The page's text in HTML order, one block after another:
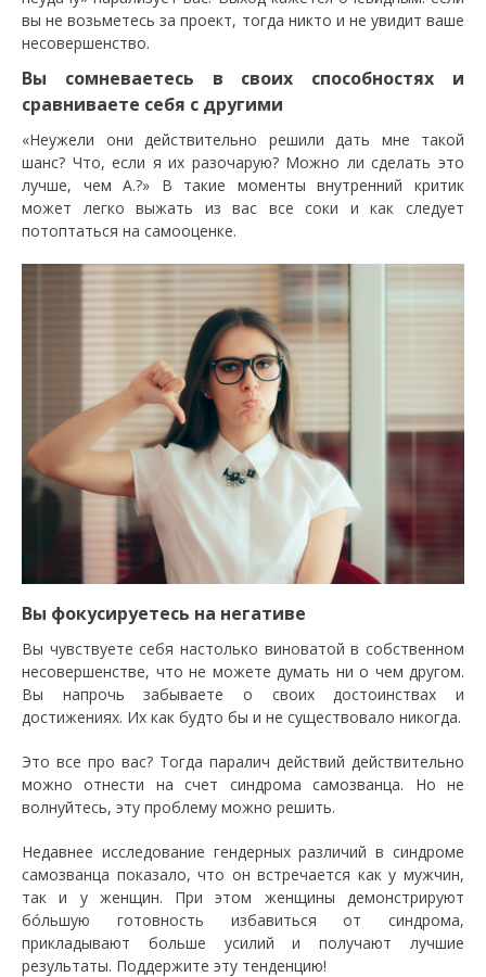
вы не возьметесь за проект, тогда никто и не увидит ваше
несовершенство.
Вы сомневаетесь в своих способностях и
сравниваете себя с другими
«Неужели они действительно решили дать мне такой
шанс? Что, если я их разочарую? Можно ли сделать это
лучше, чем А.?» В такие моменты внутренний критик
может легко выжать из вас все соки и как следует
потоптаться на самооценке.
Вы фокусируетесь на негативе
Вы чувствуете себя настолько виноватой в собственном
несовершенстве, что не можете думать ни о чем другом.
Вы напрочь забываете о своих достоинствах и
достижениях. Их как будто бы и не существовало никогда.
Это все про вас? Тогда паралич действий действительно
можно отнести на счет синдрома самозванца. Но не
волнуйтесь, эту проблему можно решить.
Недавнее исследование гендерных различий в синдроме
самозванца показало, что он встречается как у мужчин,
так и у женщин. При этом женщины демонстрируют
бóльшую готовность избавиться от синдрома,
прикладывают больше усилий и получают лучшие
результаты. Поддержите эту тенденцию!